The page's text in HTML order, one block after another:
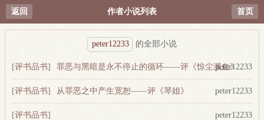
返回 作者小说列表 首页
peter12233 的全部小说
[评书品书] 罪恶与黑暗是永不停止的循环——评《惊尘溅血》
peter12233
[评书品书] 从罪恶之中产生宽恕——评《琴姐》 peter12233
[评书品书] peter12233